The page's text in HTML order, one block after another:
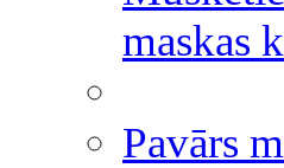
maskas
Pavārs